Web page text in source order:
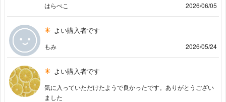
はらぺこ
2026/06/05
よい購入者です
もみ 2026/05/24
よい購入者です
気に入っていただけたようで良かったです。ありがとうござい
ました